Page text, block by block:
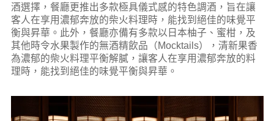
酒選擇，餐廳更推出多款極具儀式感的特色調酒，旨在讓
客人在享用濃郁奔放的柴火料理時，能找到絕佳的味覺平
衡與昇華。此外，餐廳亦備有多款以日本柚子、蜜柑，及
其他時令水果製作的無酒精飲品（Mocktails），清新果香
為濃郁的柴火料理平衡解膩，讓客人在享用濃郁奔放的料
理時，能找到絕佳的味覺平衡與昇華。